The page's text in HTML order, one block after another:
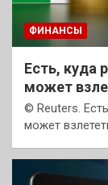
ФИНАНСЫ
Есть, куда
может
© Reuters.
может